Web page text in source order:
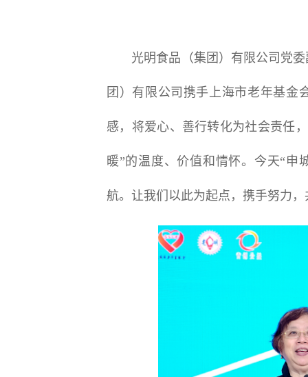
光明食品（集团）有限公司党委
团）有限公司携手上海市老年基金
感，将爱心、善行转化为社会责任
暖”的温度、价值和情怀。今天“申
航。让我们以此为起点，携手努力